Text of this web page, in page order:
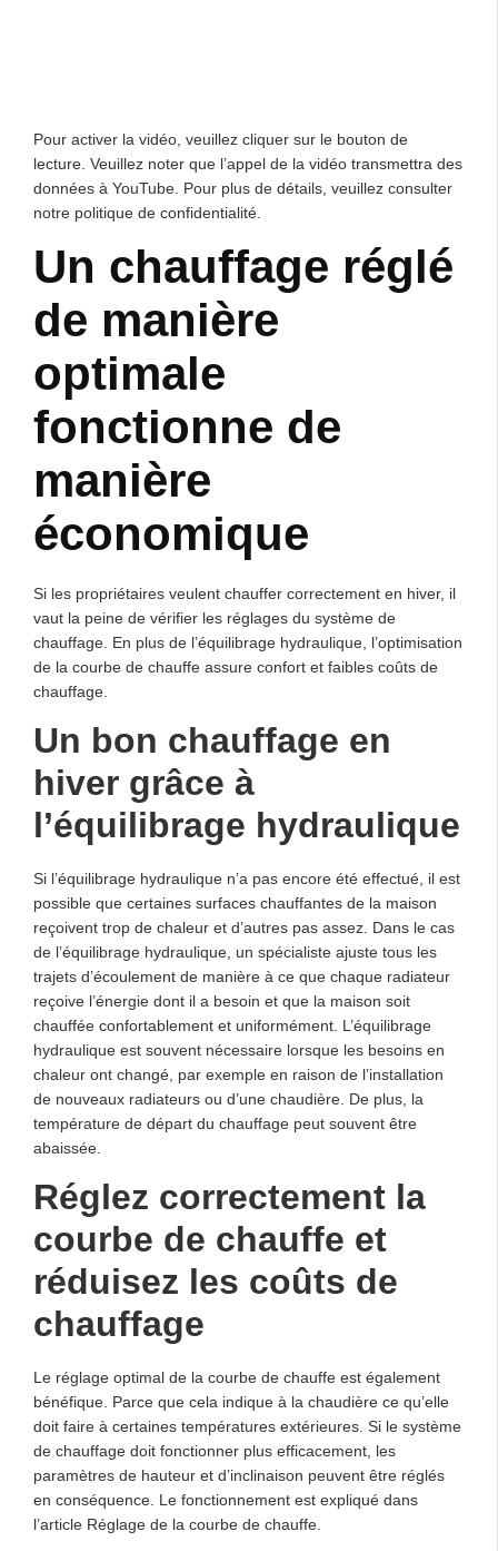
Pour activer la vidéo, veuillez cliquer sur le bouton de
lecture. Veuillez noter que l’appel de la vidéo transmettra des
données à YouTube. Pour plus de détails, veuillez consulter
notre politique de confidentialité.
Un chauffage réglé
de manière
optimale
fonctionne de
manière
économique
Si les propriétaires veulent chauffer correctement en hiver, il
vaut la peine de vérifier les réglages du système de
chauffage. En plus de l’équilibrage hydraulique, l’optimisation
de la courbe de chauffe assure confort et faibles coûts de
chauffage.
Un bon chauffage en
hiver grâce à
l’équilibrage hydraulique
Si l’équilibrage hydraulique n’a pas encore été effectué, il est
possible que certaines surfaces chauffantes de la maison
reçoivent trop de chaleur et d’autres pas assez. Dans le cas
de l’équilibrage hydraulique, un spécialiste ajuste tous les
trajets d’écoulement de manière à ce que chaque radiateur
reçoive l’énergie dont il a besoin et que la maison soit
chauffée confortablement et uniformément. L’équilibrage
hydraulique est souvent nécessaire lorsque les besoins en
chaleur ont changé, par exemple en raison de l’installation
de nouveaux radiateurs ou d’une chaudière. De plus, la
température de départ du chauffage peut souvent être
abaissée.
Réglez correctement la
courbe de chauffe et
réduisez les coûts de
chauffage
Le réglage optimal de la courbe de chauffe est également
bénéfique. Parce que cela indique à la chaudière ce qu’elle
doit faire à certaines températures extérieures. Si le système
de chauffage doit fonctionner plus efficacement, les
paramètres de hauteur et d’inclinaison peuvent être réglés
en conséquence. Le fonctionnement est expliqué dans
l’article Réglage de la courbe de chauffe.